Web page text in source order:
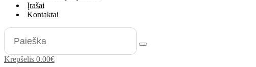
Įrašai
Kontaktai
Krepšelis 0.00€